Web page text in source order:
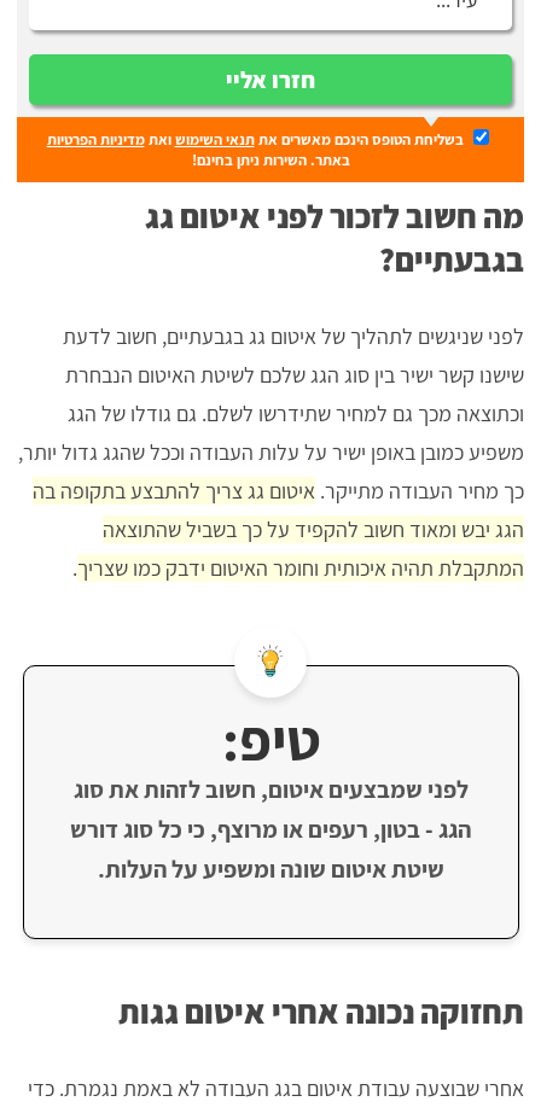
חזרו אליי
בשליחת הטופס הינכם מאשרים אתתנאי השימושואתמדיניות הפרטיות
באתר. השירות ניתן בחינם!
מה חשוב לזכור לפני איטום גג
בגבעתיים?
לפני שניגשים לתהליך של איטום גג בגבעתיים, חשוב לדעת
שישנו קשר ישיר בין סוג הגג שלכם לשיטת האיטום הנבחרת
וכתוצאה מכך גם למחיר שתידרשו לשלם. גם גודלו של הגג
משפיע כמובן באופן ישיר על עלות העבודה וככל שהגג גדול יותר,
כך מחיר העבודה מתייקר. איטום גג צריך להתבצע בתקופה בה
הגג יבש ומאוד חשוב להקפיד על כך בשביל שהתוצאה
המתקבלת תהיה איכותית וחומר האיטום ידבק כמו שצריך.
טיפ:
לפני שמבצעים איטום, חשוב לזהות את סוג
הגג - בטון, רעפים או מרוצף, כי כל סוג דורש
שיטת איטום שונה ומשפיע על העלות.
תחזוקה נכונה אחרי איטום גגות
אחרי שבוצעה עבודת איטום בגג העבודה לא באמת נגמרת. כדי